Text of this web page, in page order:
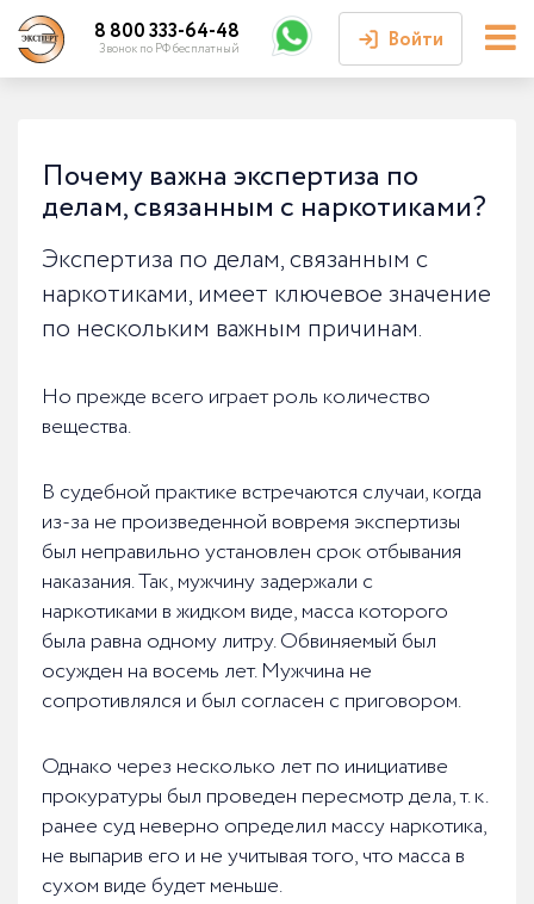
Войти
Личный кабинет
8 800 333-64-48
Звонок по РФ бесплатный
Почему важна экспертиза по
делам, связанным с наркотиками?
Экспертиза по делам, связанным с
наркотиками, имеет ключевое значение
по нескольким важным причинам.
Но прежде всего играет роль количество
вещества.
В судебной практике встречаются случаи, когда
из-за не произведенной вовремя экспертизы
был неправильно установлен срок отбывания
наказания. Так, мужчину задержали с
наркотиками в жидком виде, масса которого
была равна одному литру. Обвиняемый был
осужден на восемь лет. Мужчина не
сопротивлялся и был согласен с приговором.
Однако через несколько лет по инициативе
прокуратуры был проведен пересмотр дела, т. к.
ранее суд неверно определил массу наркотика,
не выпарив его и не учитывая того, что масса в
сухом виде будет меньше.